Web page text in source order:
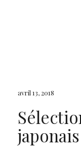
avril 13, 2018